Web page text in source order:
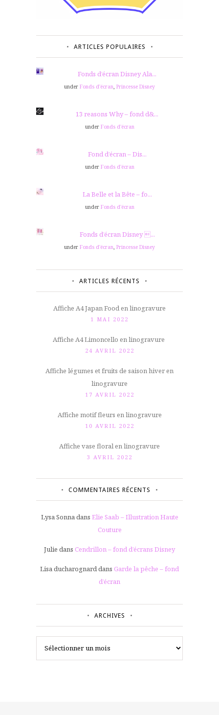
ARTICLES POPULAIRES
Fonds d’écran Disney Ala...
under Fonds d'écran Princesse Disney
13 reasons Why – fond d&...
under Fonds d'écran
Fond d’écran – Dis...
under Fonds d'écran
La Belle et la Bête – fo...
under Fonds d'écran
Fonds d’écran Disney ...
under Fonds d'écran Princesse Disney
ARTICLES RÉCENTS
Affiche A4 Japan Food en linogravure
1 MAI 2022
Affiche A4 Limoncello en linogravure
24 AVRIL 2022
Affiche légumes et fruits de saison hiver en
linogravure
17 AVRIL 2022
Affiche motif fleurs en linogravure
10 AVRIL 2022
Affiche vase floral en linogravure
3 AVRIL 2022
COMMENTAIRES RÉCENTS
Lysa Sonnadans Elie Saab – Illustration Haute
Couture
Julie dans Cendrillon – fond d’écrans Disney
Lisa ducharognarddans Garde la pêche – fond
d’écran
ARCHIVES